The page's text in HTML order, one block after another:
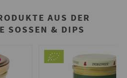
AUS DER
SOSSEN & DIPS